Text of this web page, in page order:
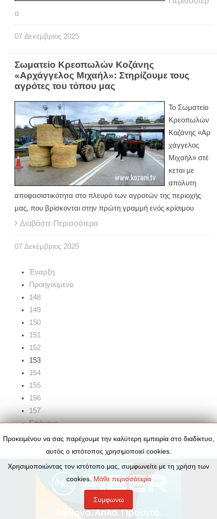
α
07 Δεκέμβριος 2025
Σωματείο Κρεοπωλών Κοζάνης
«Αρχάγγελος Μιχαήλ»: Στηρίζουμε τους
αγρότες του τόπου μας
Το Σωματείο
Κρεοπωλών
Κοζάνης «Αρ
χάγγελος
Μιχαήλ» στέ
κεται με
απόλυτη
αποφασιστικότητα στο πλευρό των αγροτών της περιοχής
μας, που βρίσκονται στην πρώτη γραμμή ενός κρίσιμου
Διαβάστε Περισσότερα
07 Δεκέμβριος 2025
Έναρξη
Προηγούμενο
148
149
150
151
152
153
154
155
156
157
Επόμενο
Τέλος
Προκειμένου να σας παρέχουμε την καλύτερη εμπειρία στο διαδίκτυο,
αυτός ο ιστότοπος χρησιμοποιεί cookies.
Χρησιμοποιώντας τον ιστότοπο μας, συμφωνείτε με τη χρήση των
cookies.Μάθε περισσότερα
Συμφωνώ